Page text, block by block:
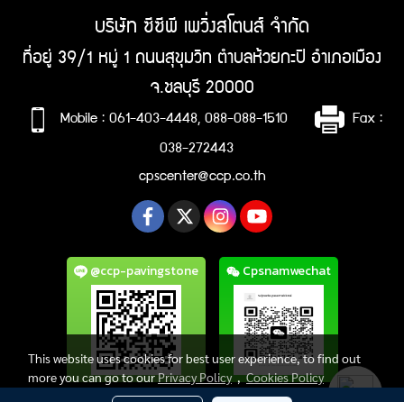
บริษัท ซีซีพี เพวิ่งสโตนส์ จำกัด
ที่อยู่ 39/1 หมู่ 1 ถนนสุขุมวิท ตำบลห้วยกะปิ อำเภอเมือง
จ.ชลบุรี 20000
Mobile : 061-403-4448, 088-088-1510 Fax :
038-272443
cpscenter@ccp.co.th
@ccp-pavingstone Cpsnamwechat
This website uses cookies for best user experience, to find out
more you can go to ourPrivacy Policy,Cookies Policy